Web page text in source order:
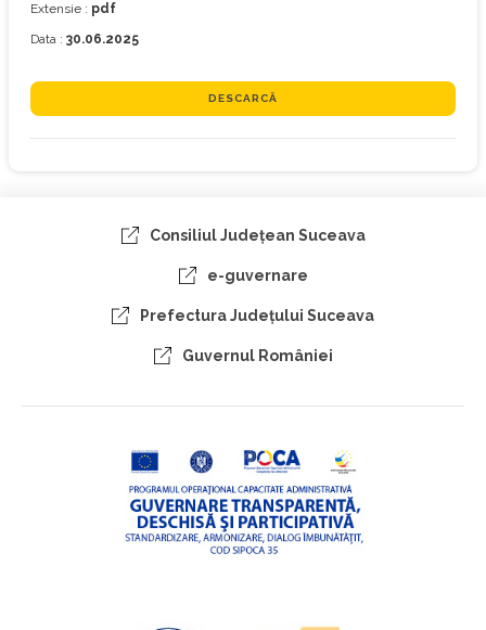
Extensie : pdf
Data : 30.06.2025
DESCARCĂ
Consiliul Judeţean Suceava
e-guvernare
Prefectura Judeţului Suceava
Guvernul României